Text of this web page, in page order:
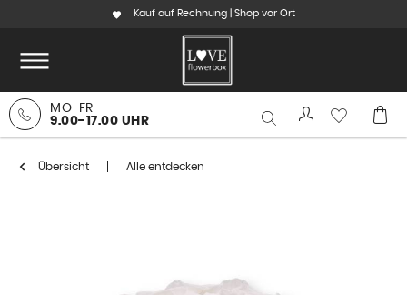
Kauf auf Rechnung | Shop vor Ort
MO-FR
9.00-17.00 UHR
Übersicht Alle entdecken